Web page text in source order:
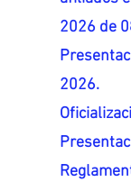
2026 de
2026.